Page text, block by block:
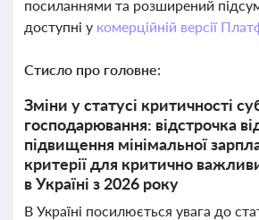
посиланнями та розширений
доступні у комерційній версії
Стисло про головне:
Зміни у статусі критичності
господарювання: відстрочка
підвищення мінімальної
критерії для критично
в Україні з 2026 року
В Україні посилюється увага до